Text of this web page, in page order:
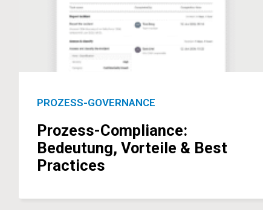
PROZESS-GOVERNANCE
Prozess-Compliance:
Bedeutung, Vorteile & Best
Practices